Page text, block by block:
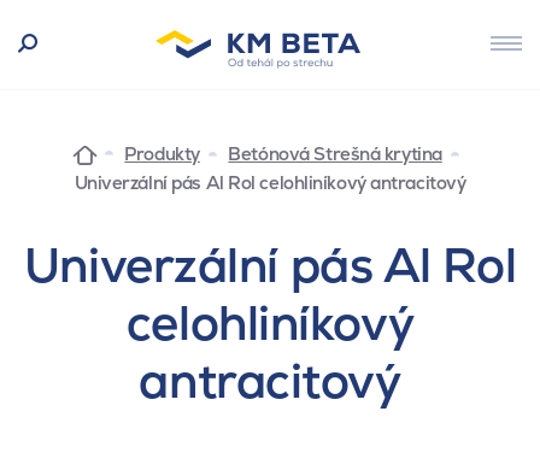
Produkty
Betónová Strešná krytina
Univerzální pás Al Rol celohliníkový antracitový
Univerzální pás Al Rol
celohliníkový
antracitový